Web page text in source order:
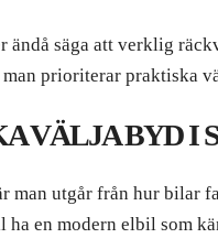
ändå säga att verklig
prioriterar praktiska
VÄLJA BYD I
man utgår från hur bilar
ha en modern elbil som